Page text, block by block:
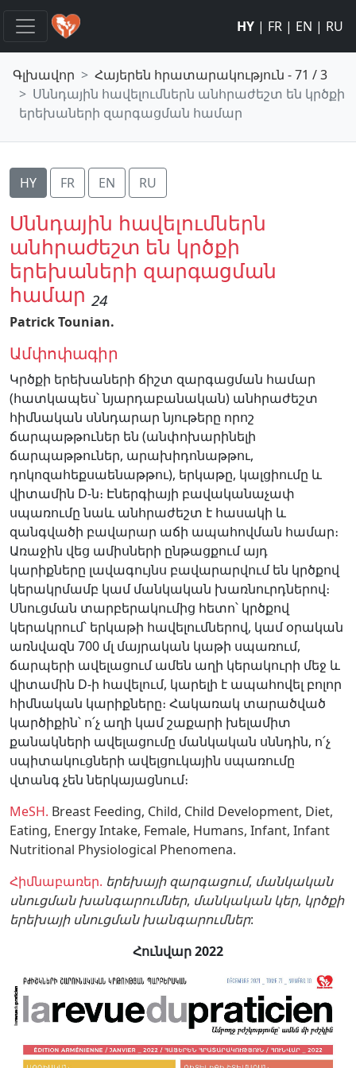
HY | FR | EN | RU
Գլխավոր
Հայերեն հրատարակություն - 71 / 3
Սննդային հավելումներն անհրաժեշտ են կրծքի
երեխաների զարգացման համար
HY FR EN RU
Սննդային հավելումներն
անհրաժեշտ են կրծքի
երեխաների զարգացման
համար 24
Patrick Tounian.
Ամփոփագիր
Կրծքի երեխաների ճիշտ զարգացման համար
(հատկապես՝ նյարդաբանական) անհրաժեշտ
հիմնական սննդարար նյութերը որոշ
ճարպաթթուներ են (անփոխարինելի
ճարպաթթուներ, արախիդոնաթթու,
դոկոզահեքսաենաթթու), երկաթը, կալցիումը և
վիտամին D-ն։ Էներգիայի բավականաչափ
սպառումը նաև անհրաժեշտ է հասակի և
զանգվածի բավարար աճի ապահովման համար։
Առաջին վեց ամիսների ընթացքում այդ
կարիքները լավագույնս բավարարվում են կրծքով
կերակրմամբ կամ մանկական խառնուրդներով։
Սնուցման տարբերակումից հետո՝ կրծքով
կերակրում՝ երկաթի հավելումներով, կամ օրական
առնվազն 700 մլ մայրական կաթի սպառում,
ճարպերի ավելացում ամեն աղի կերակուրի մեջ և
վիտամին D-ի հավելում, կարելի է ապահովել բոլոր
հիմնական կարիքները։ Հակառակ տարածված
կարծիքին՝ ո՛չ աղի կամ շաքարի խելամիտ
քանակների ավելացումը մանկական սննդին, ո՛չ
սպիտակուցների ավելցուկային սպառումը
վտանգ չեն ներկայացնում։
MeSH. Breast Feeding, Child, Child Development, Diet,
Eating, Energy Intake, Female, Humans, Infant, Infant
Nutritional Physiological Phenomena.
Հիմնաբառեր. երեխայի զարգացում, մանկական
սնուցման խանգարումներ, մանկական կեր, կրծքի
երեխայի սնուցման խանգարումներ:
Հունվար 2022